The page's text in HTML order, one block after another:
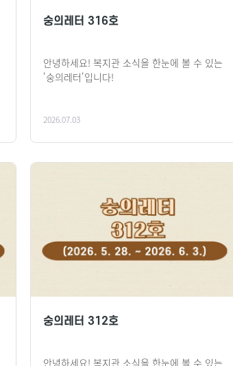
숭의레터 316호
안녕하세요! 복지관 소식을 한눈에 볼 수 있는
'숭의레터'입니다!
2026.07.03
숭의레터 312호
안녕하세요! 복지관 소식을 한눈에 볼 수 있는